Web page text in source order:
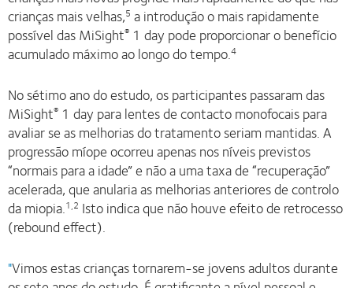
crianças mais velhas,5 a introdução o mais rapidamente
possível das MiSight® 1 day pode proporcionar o benefício
acumulado máximo ao longo do tempo.4
No sétimo ano do estudo, os participantes passaram das
MiSight® 1 day para lentes de contacto monofocais para
avaliar se as melhorias do tratamento seriam mantidas. A
progressão míope ocorreu apenas nos níveis previstos
“normais para a idade” e não a uma taxa de “recuperação”
acelerada, que anularia as melhorias anteriores de controlo
da miopia.1 2 Isto indica que não houve efeito de retrocesso
(rebound effect).
"Vimos estas crianças tornarem-se jovens adultos durante